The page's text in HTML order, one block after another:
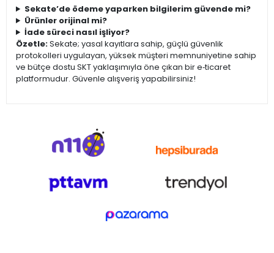
Sekate’de ödeme yaparken bilgilerim güvende mi?
Ürünler orijinal mi?
İade süreci nasıl işliyor?
Özetle:Sekate; yasal kayıtlara sahip, güçlü güvenlik
protokolleri uygulayan, yüksek müşteri memnuniyetine sahip
ve bütçe dostu SKT yaklaşımıyla öne çıkan bir e‑ticaret
platformudur. Güvenle alışveriş yapabilirsiniz!